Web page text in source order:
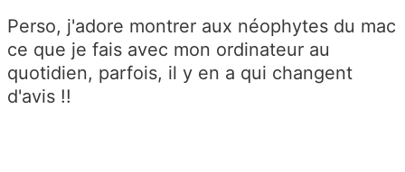
Perso, j'adore montrer aux néophytes du mac
ce que je fais avec mon ordinateur au
quotidien, parfois, il y en a qui changent
d'avis !!